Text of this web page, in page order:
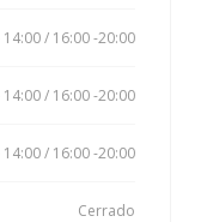
14:00 / 16:00 -20:00
14:00 / 16:00 -20:00
14:00 / 16:00 -20:00
Cerrado